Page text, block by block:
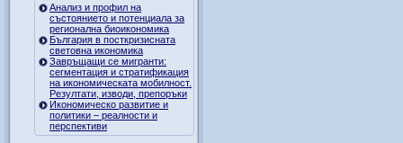
Анализ и профил на
състоянието и потенциала за
регионална биоикономика
България в посткризисната
световна икономика
Завръщащи се мигранти:
сегментация и стратификация
на икономическата мобилност.
Резултати, изводи, препоръки
Икономическо развитие и
политики – реалности и
перспективи